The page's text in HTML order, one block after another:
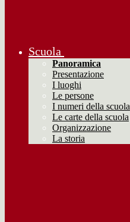
Scuola
Panoramica
Presentazione
I luoghi
Le persone
I numeri della scuola
Le carte della scuola
Organizzazione
La storia